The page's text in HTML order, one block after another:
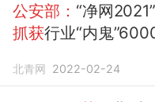
公安部： “净网
抓获行业“内鬼
北青网 2022-02-24